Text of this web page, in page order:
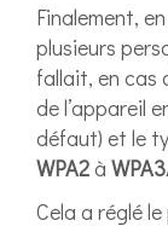
Finalement,
plusieurs
fallait, en cas
de l’appareil
défaut) et le
WPA2à
Cela a réglé